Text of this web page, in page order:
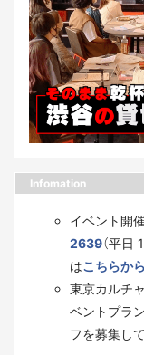
Infomation
イベント開
2639（平日
はこちらか
東京カルチ
ベントプラ
フを募集し